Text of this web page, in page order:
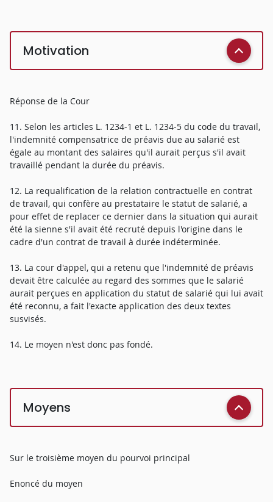
Motivation
Réponse de la Cour
11. Selon les articles L. 1234-1 et L. 1234-5 du code du travail,
l'indemnité compensatrice de préavis due au salarié est
égale au montant des salaires qu'il aurait perçus s'il avait
travaillé pendant la durée du préavis.
12. La requalification de la relation contractuelle en contrat
de travail, qui confère au prestataire le statut de salarié, a
pour effet de replacer ce dernier dans la situation qui aurait
été la sienne s'il avait été recruté depuis l'origine dans le
cadre d'un contrat de travail à durée indéterminée.
13. La cour d'appel, qui a retenu que l'indemnité de préavis
devait être calculée au regard des sommes que le salarié
aurait perçues en application du statut de salarié qui lui avait
été reconnu, a fait l'exacte application des deux textes
susvisés.
14. Le moyen n'est donc pas fondé.
Moyens
Sur le troisième moyen du pourvoi principal
Enoncé du moyen